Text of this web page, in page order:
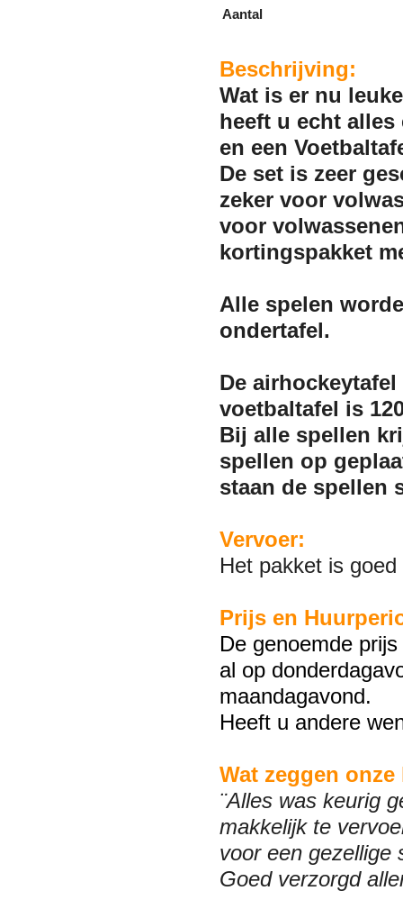
Aantal
Beschrijving:
Wat is er nu
heeft u echt
en een
De set is zeer
zeker voor
voor
kortingspakket
Alle spelen
ondertafel.
De
voetbaltafel is
Bij alle spellen
spellen op
staan de spellen
Vervoer:
Het pakket is
Prijs en
De genoemde
al op
maandagavond.
Heeft u andere
Wat zeggen
¨Alles was keurig
makkelijk te
voor een gezellige
Goed verzorgd